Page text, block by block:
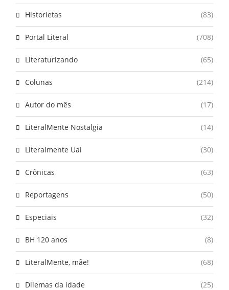
Historietas (83)
Portal Literal (708)
Literaturizando (65)
Colunas (214)
Autor do mês (17)
LiteralMente Nostalgia (14)
Literalmente Uai (30)
Crônicas (63)
Reportagens (50)
Especiais (32)
BH 120 anos (8)
LiteralMente, mãe! (68)
Dilemas da idade (25)